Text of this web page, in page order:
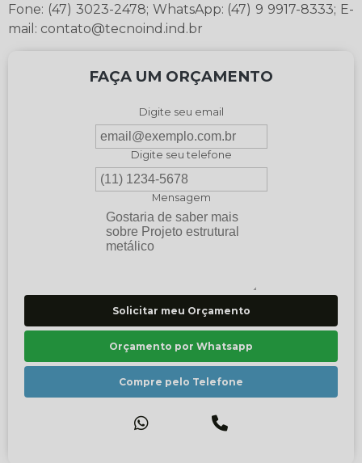
Fone: (47) 3023-2478; WhatsApp: (47) 9 9917-8333; E-
mail: contato@tecnoind.ind.br
FAÇA UM ORÇAMENTO
Digite seu email
Digite seu telefone
Mensagem
Solicitar meu Orçamento
Orçamento por Whatsapp
Compre pelo Telefone